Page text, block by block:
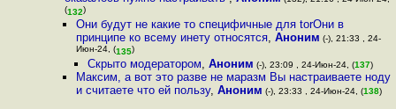
(132)
Они будут не какие то специфичные для torОни в
принципе ко всему инету относятся, Аноним (-), 21:33 , 24-
Июн-24, (135)
Скрыто модератором,Аноним (-), 23:09 , 24-Июн-24, (137)
Максим, а вот это разве не маразм Вы настраиваете ноду
и считаете что ей пользу, Аноним (-), 23:33 , 24-Июн-24, (138)